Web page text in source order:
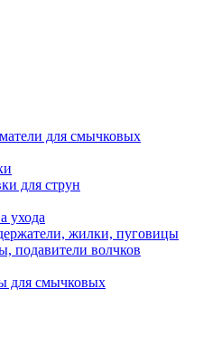
для смычковых
для струн
ухода
жилки, пуговицы
подавители волчков
для смычковых